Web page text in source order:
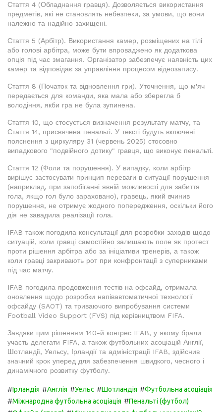
Стаття 4 (Обладнання гравця). Дозволяється використання
предметів, які не становлять небезпеки, за умови, що вони
належно та надійно захищені.
Стаття 5 (Арбітр). Використання камер, розміщених на тілі
або голові арбітра, може бути впроваджено як додаткова
опція під час змагання. Організатор забезпечує наявність цих
камер та відповідає за управління процесом відеозапису.
Стаття 8 (Початок та відновлення гри). Уточнення, що м'яч
передається для команди, яка мала або зберегла б
володіння, якби гра не була зупинена.
Стаття 10, що стосується визначення результату матчу, та
Стаття 14, присвячена пенальті. У тексті будуть включені
пояснення з циркуляру 31 (червень 2025) стосовно
випадкового "подвійного дотику" гравця, що виконує пенальті.
Стаття 12 (Фоли та порушення). У випадку, коли арбітр
вирішує застосувати принцип переваги в ситуації порушення
(наприклад, при запобіганні явній можливості для забиття
гола, якщо гол було зараховано), гравець, який вчинив
порушення, не отримує жодного попередження, оскільки його
дія не завадила реалізації гола.
IFAB також погодила консультації для розробки заходів щодо
ситуацій, коли гравці самостійно залишають поле як протест
проти рішення арбітра або за ініціативи тренерів, а також
коли гравці закривають рот при конфронтації з суперниками
під час матчу.
IFAB погодила продовження тестів на офсайд, отримала
оновлення щодо розробки напівавтоматичної технології
офсайду (SAOT) та триваючого випробування системи
Football Video Support (FVS) під керівництвом FIFA.
Завдяки цим рішенням 140-й конгрес IFAB, у якому брали
участь делегати FIFA, а також футбольних асоціацій Англії,
Шотландії, Уельсу, Ірландії та адміністрації IFAB, здійснив
значний крок уперед для забезпечення швидкого, чесного і
динамічного розвитку футболу.
#Ірландія #Англія #Уельс #Шотландія #Футбольна асоціація
#Міжнародна футбольна асоціація #Пенальті (футбол)